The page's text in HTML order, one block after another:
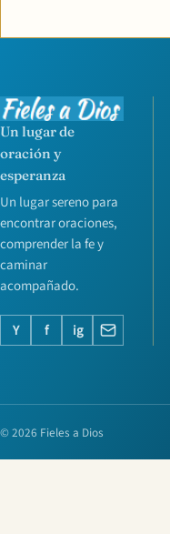
Un lugar de
oración y
esperanza
Un lugar sereno para
encontrar oraciones,
comprender la fe y
caminar
acompañado.
Y f ig
© 2026 Fieles a Dios